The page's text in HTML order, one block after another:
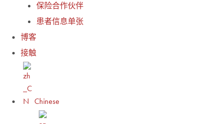
保险合作伙伴
患者信息单张
博客
接触
Chinese